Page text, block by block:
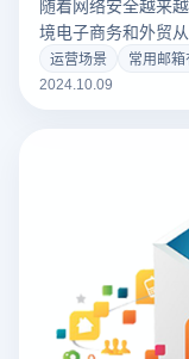
境电子商务和外贸
重要。常用邮箱有
机制、防垃圾邮件
隐私的用户。 2.
的情况下，提供全
3. Zoho Mail：为
护在内的高安全解
鱼和反恶意程序技
务。 5. StartMail
护为核心，特别适
和隐私保护方面表
运营场景
常用邮
2024.10.09